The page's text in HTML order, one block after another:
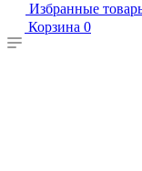
Избранные
Корзина 0